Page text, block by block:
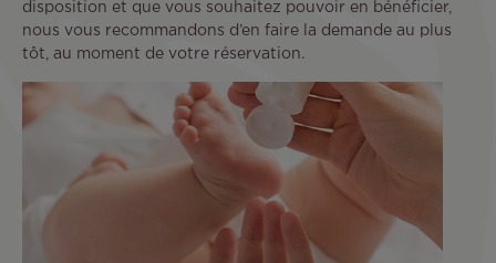
disposition et que vous souhaitez pouvoir en bénéficier,
nous vous recommandons d’en faire la demande au plus
tôt, au moment de votre réservation.